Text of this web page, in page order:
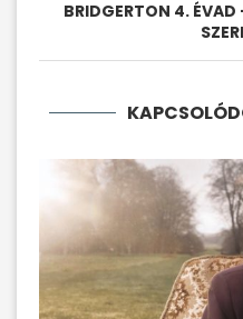
BRIDGERTON 4. ÉVAD